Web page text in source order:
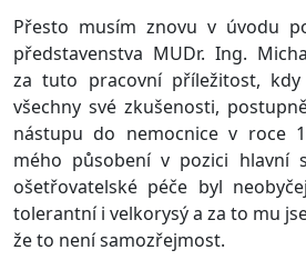
Přesto musím znovu v úvodu
představenstva MUDr. Ing.
za tuto pracovní příležitost,
všechny své zkušenosti,
nástupu do nemocnice v roce
mého působení v pozici hlavní
ošetřovatelské péče byl
tolerantní i velkorysý a za to mu
že to není samozřejmost.